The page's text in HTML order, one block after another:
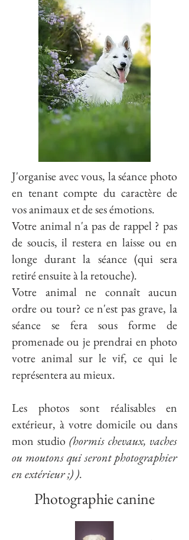
J'organise avec vous, la séance photo
en tenant compte du caractère de
vos animaux et de ses émotions.
Votre animal n'a pas de rappel ? pas
de soucis, il restera en laisse ou en
longe durant la séance (qui sera
retiré ensuite à la retouche).
Votre animal ne connaît aucun
ordre ou tour? ce n'est pas grave, la
séance se fera sous forme de
promenade ou je prendrai en photo
votre animal sur le vif, ce qui le
représentera au mieux.
Les photos sont réalisables en
extérieur, à votre domicile ou dans
mon studio (hormis chevaux, vaches
ou moutons qui seront photographier
en extérieur ;) ).
Photographie canine